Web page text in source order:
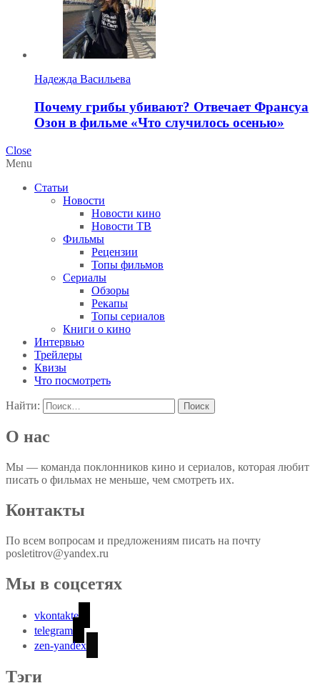
Надежда Васильева
Почему грибы убивают? Отвечает Франсуа
Озон в фильме «Что случилось осенью»
Close
Menu
Статьи
Новости
Новости кино
Новости ТВ
Фильмы
Рецензии
Топы фильмов
Сериалы
Обзоры
Рекапы
Топы сериалов
Книги о кино
Интервью
Трейлеры
Квизы
Что посмотреть
Найти:
О нас
Мы — команда поклонников кино и сериалов, которая любит
писать о фильмах не меньше, чем смотреть их.
Контакты
По всем вопросам и предложениям писать на почту
posletitrov@yandex.ru
Мы в соцсетях
vkontakte
telegram
zen-yandex
Тэги